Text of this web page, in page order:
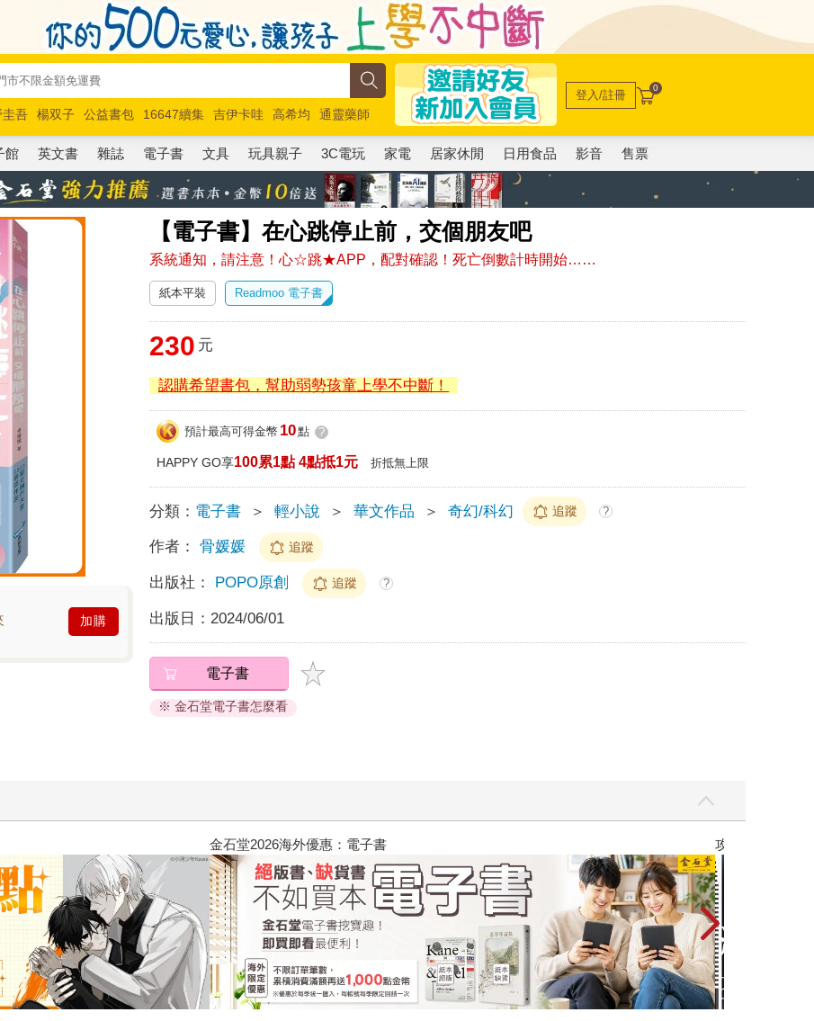
圭吾 楊双子 公益書包 16647續集 吉伊卡哇 高希均
通靈藥師
路邊攤新作 馬斯克 玩具總動員5 超慢跑
登入/註冊 0
館 英文書 雜誌 電子書 文具 玩具親子 3C電玩 家電 居家休閒 日用食品 影音 售票
【電子書】在心跳停止前，交個朋友吧
系統通知，請注意！心☆跳★APP，配對確認！死亡倒數計時開始……
加購
紙本平裝 Readmoo 電子書
230 元
認購希望書包，幫助弱勢孩童上學不中斷！
預計最高可得金幣 10點 ?
HAPPY GO享100累1點 4點抵1元 折抵無上限
分類： 電子書 ＞ 輕小說 ＞ 華文作品 ＞ 奇幻/科幻 追蹤 ?
作者： 骨媛媛 追蹤
出版社： POPO原創 追蹤 ?
出版日： 2024/06/01
電子書
※ 金石堂電子書怎麼看
隊 (1995) 4K數位修復版